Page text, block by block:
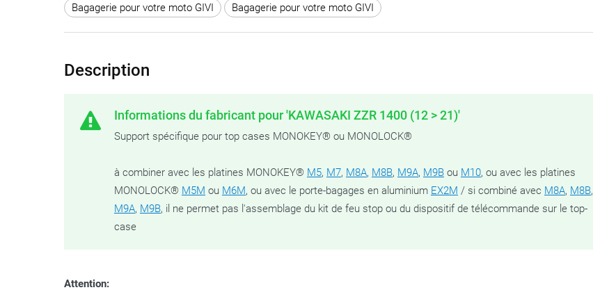
Bagagerie pour votre moto GIVI Bagagerie pour votre moto GIVI
Description
Informations du fabricant pour 'KAWASAKI ZZR 1400 (12 > 21)'
Support spécifique pour top cases MONOKEY® ou MONOLOCK®
à combiner avec les platines MONOKEY® M5, M7, M8A, M8B, M9A, M9B ou M10, ou avec les platines
MONOLOCK® M5M ou M6M, ou avec le porte-bagages en aluminium EX2M / si combiné avec M8A, M8B,
M9A, M9B, il ne permet pas l'assemblage du kit de feu stop ou du dispositif de télécommande sur le top-
case
Attention: